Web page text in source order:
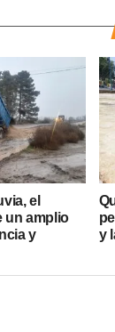
el
un amplio
y
y